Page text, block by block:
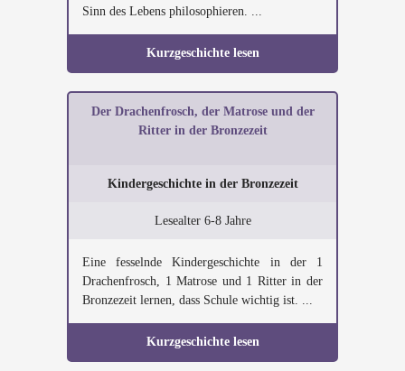
Sinn des Lebens philosophieren. ...
Kurzgeschichte lesen
Der Drachenfrosch, der Matrose und der
Ritter in der Bronzezeit
Kindergeschichte in der Bronzezeit
Lesealter 6-8 Jahre
Eine fesselnde Kindergeschichte in der 1
Drachenfrosch, 1 Matrose und 1 Ritter in der
Bronzezeit lernen, dass Schule wichtig ist. ...
Kurzgeschichte lesen